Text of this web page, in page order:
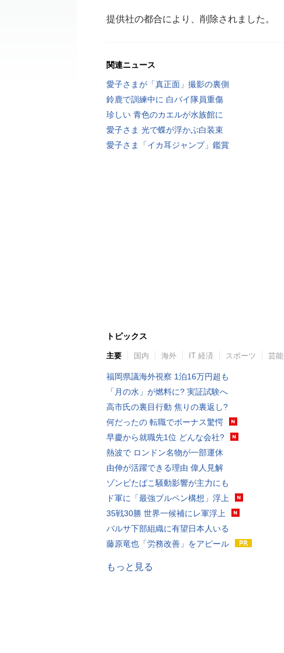
提供社の都合により、削除されました。
関連ニュース
愛子さまが「真正面」撮影の裏側
鈴鹿で訓練中に 白バイ隊員重傷
珍しい 青色のカエルが水族館に
愛子さま 光で蝶が浮かぶ白装束
愛子さま「イカ耳ジャンプ」鑑賞
トピックス
主要 国内 海外 IT 経済 スポーツ 芸能
福岡県議海外視察 1泊16万円超も
「月の水」が燃料に? 実証試験へ
高市氏の裏目行動 焦りの裏返し?
何だったの 転職でボーナス驚愕
早慶から就職先1位 どんな会社?
熱波で ロンドン名物が一部運休
由伸が活躍できる理由 偉人見解
ゾンビたばこ騒動影響が主力にも
ド軍に「最強ブルペン構想」浮上
35戦30勝 世界一候補にレ軍浮上
バルサ下部組織に有望日本人いる
藤原竜也「労務改善」をアピール
もっと見る